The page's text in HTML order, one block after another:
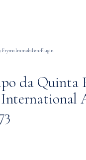
Frymo Immobilien-Plugin